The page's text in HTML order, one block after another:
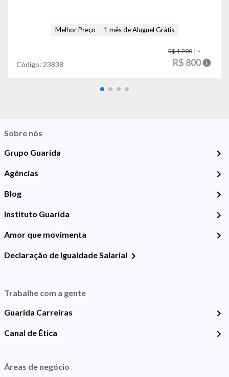
Melhor Preço 1 mês de Aluguel Grátis
Código: 23838
R$ 1.200
R$ 800
Sobre nós
Grupo Guarida
Agências
Blog
Instituto Guarida
Amor que movimenta
Declaração de Igualdade Salarial
Trabalhe com a gente
Guarida Carreiras
Canal de Ética
Áreas de negócio